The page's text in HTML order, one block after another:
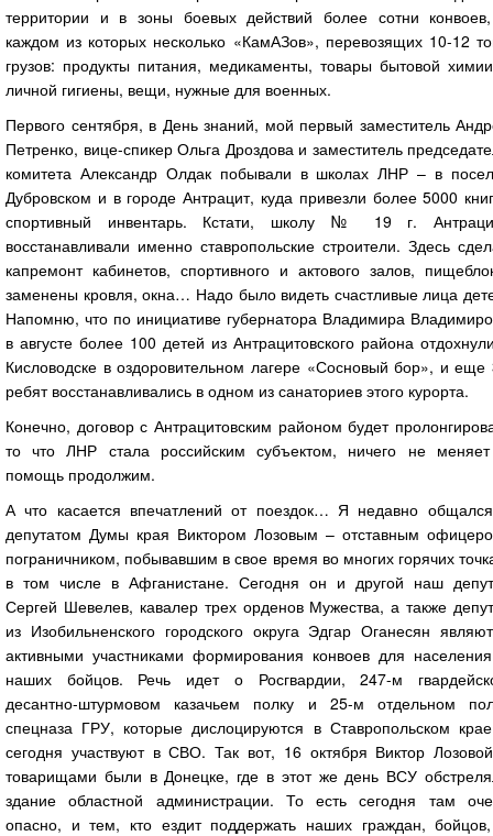
территории и в зоны боевых действий более сотни
каждом из которых несколько «КамАЗов», перевозящих 10-12
грузов: продукты питания, медикаменты, товары бытовой
личной гигиены, вещи, нужные для военных.
Первого сентября, в День знаний, мой первый заместитель
Петренко, вице-спикер Ольга Дроздова и заместитель
комитета Александр Олдак побывали в школах ЛНР – в
Дубровском и в городе Антрацит, куда привезли более 5000
спортивный инвентарь. Кстати, школу № 19 г.
восстанавливали именно ставропольские строители. Здесь
капремонт кабинетов, спортивного и актового залов,
заменены кровля, окна… Надо было видеть счастливые лица
Напомню, что по инициативе губернатора Владимира
в августе более 100 детей из Антрацитовского района
Кисловодске в оздоровительном лагере «Сосновый бор», и еще
ребят восстанавливались в одном из санаториев этого курорта.
Конечно, договор с Антрацитовским районом будет
то что ЛНР стала российским субъектом, ничего не
помощь продолжим.
А что касается впечатлений от поездок… Я недавно
депутатом Думы края Виктором Лозовым – отставным
пограничником, побывавшим в свое время во многих горячих
в том числе в Афганистане. Сегодня он и другой наш
Сергей Шевелев, кавалер трех орденов Мужества, а также
из Изобильненского городского округа Эдгар Оганесян
активными участниками формирования конвоев для
наших бойцов. Речь идет о Росгвардии, 247-м
десантно-штурмовом казачьем полку и 25-м отдельном
спецназа ГРУ, которые дислоцируются в Ставропольском
сегодня участвуют в СВО. Так вот, 16 октября Виктор
товарищами были в Донецке, где в этот же день ВСУ
здание областной администрации. То есть сегодня там
опасно, и тем, кто ездит поддержать наших граждан,